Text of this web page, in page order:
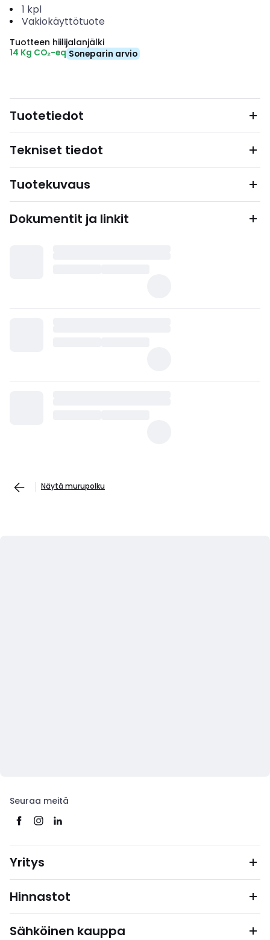
1 kpl
Vakiokäyttötuote
Tuotteen hiilijalanjälki
14 Kg CO₂-eq Soneparin arvio
Tuotetiedot
Tekniset tiedot
Tuotekuvaus
Dokumentit ja linkit
Näytä murupolku
Seuraa meitä
Yritys
Hinnastot
Sähköinen kauppa